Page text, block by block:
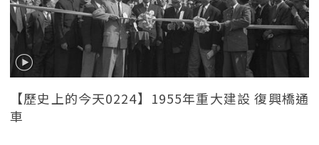
【歷史上的今天0224】1955年重大建設 復興橋通
車